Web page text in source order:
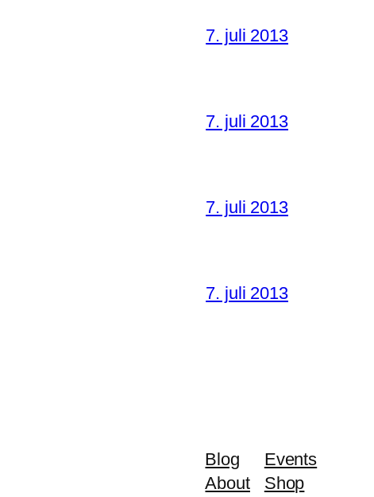
7. juli 2013
7. juli 2013
7. juli 2013
7. juli 2013
Blog
About
Events
Shop